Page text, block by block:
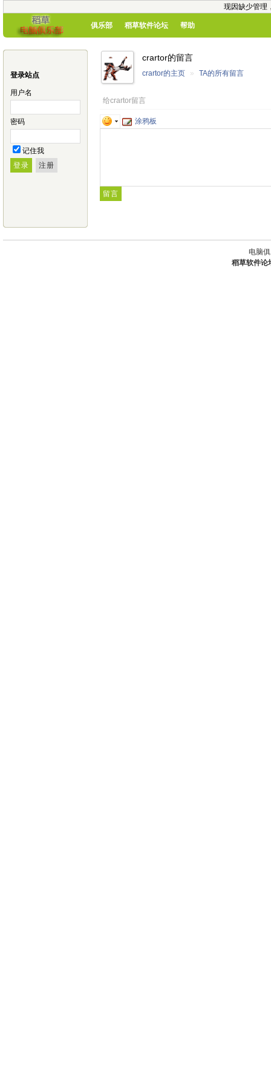
现因缺少管理
俱乐部 稻草软件论坛 帮助
登录站点
用户名
密码
记住我
crartor的留言
crartor的主页 » TA的所有留言
给crartor留言
涂鸦板
电脑
稻草软件论